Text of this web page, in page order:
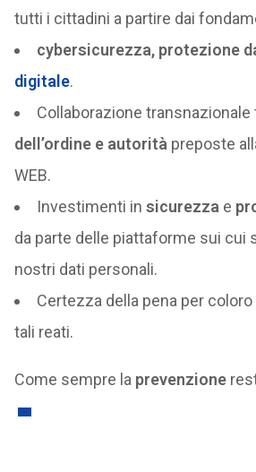
tutti i cittadini a partire dai
cybersicurezza, protezione
digitale.
Collaborazione transnazionale
dell’ordine e autoritàpreposte
WEB.
Investimenti in sicurezzae
da parte delle piattaforme sui cui
nostri dati personali.
Certezza della pena per
tali reati.
Come sempre la prevenzione